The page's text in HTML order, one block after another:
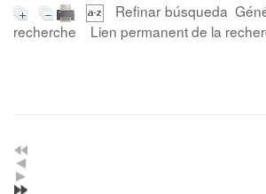
Refinar búsqueda
recherche
Lien permanent de la